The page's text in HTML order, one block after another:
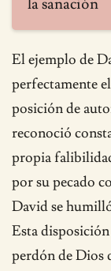
la sanación
El ejemplo de
perfectamente
posición de
reconoció
propia
por su pecado
David se
Esta
perdón de Dios